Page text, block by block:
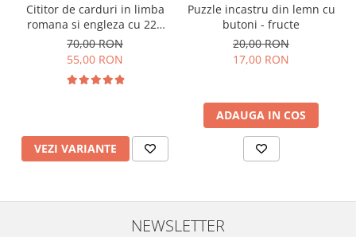
Cititor de carduri in limba
romana si engleza cu 224
de imagini si sunete,
incarcare USB
70,00 RON
55,00 RON
VEZI VARIANTE
Puzzle incastru din lemn cu
butoni - fructe
20,00 RON
17,00 RON
ADAUGA IN COS
NEWSLETTER